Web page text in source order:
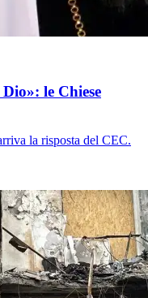
le Chiese
la risposta del CEC.